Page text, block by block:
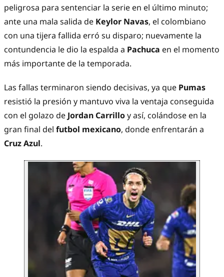
peligrosa para sentenciar la serie en el último minuto;
ante una mala salida de Keylor Navas, el colombiano
con una tijera fallida erró su disparo; nuevamente la
contundencia le dio la espalda a Pachuca en el momento
más importante de la temporada.
Las fallas terminaron siendo decisivas, ya que Pumas
resistió la presión y mantuvo viva la ventaja conseguida
con el golazo de Jordan Carrilloy así, colándose en la
gran final del futbol mexicano, donde enfrentarán a
Cruz Azul.